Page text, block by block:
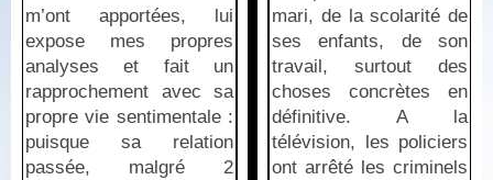
m’ont apportées, lui
expose mes propres
analyses et fait un
rapprochement avec sa
propre vie sentimentale :
puisque sa relation
passée, malgré 2
mari, de la scolarité de
ses enfants, de son
travail, surtout des
choses concrètes en
définitive. A la
télévision, les policiers
ont arrêté les criminels